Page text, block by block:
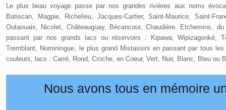
Le plus beau voyage passe par nos grandes rivières aux noms
Batiscan, Magpie, Richelieu, Jacques-Cartier, Saint-Maurice, Saint-
Outaouais, Nicolet, Châteauguay, Bécancour, Chaudière, Etchemins,
passant par nos grands lacs ou réservoirs : Kipawa, Wipizagonké,
Tremblant, Nominingue, le plus grand Mistassini en passant par tous
couleurs, lacs : Carré, Rond, Croche, en Coeur, Vert, Noir, Blanc, Bleu ou
Nous avons tous en mémoire